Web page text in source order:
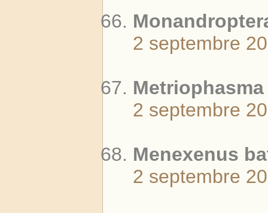
2 septembre
Metriophasma
2 septembre
Menexenus
2 septembre